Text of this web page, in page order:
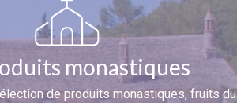
monastiques
de produits monastiques, fruits du